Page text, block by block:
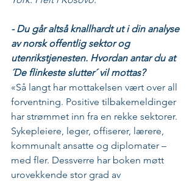
- Du går altså knallhardt ut i din analyse
av norsk offentlig sektor og
utenrikstjenesten. Hvordan antar du at
´De flinkeste slutter´ vil mottas?
«Så langt har mottakelsen vært over all
forventning. Positive tilbakemeldinger
har strømmet inn fra en rekke sektorer.
Sykepleiere, leger, offiserer, lærere,
kommunalt ansatte og diplomater –
med fler. Dessverre har boken møtt
urovekkende stor grad av